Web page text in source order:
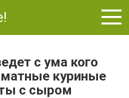
с ума кого
куриные
с сыром